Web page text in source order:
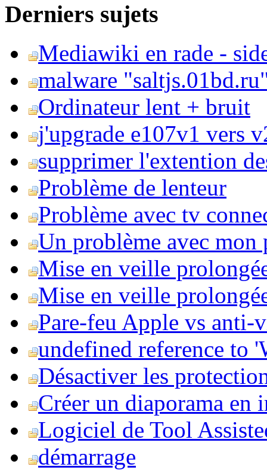
Derniers sujets
Mediawiki en rade -
malware
Ordinateur lent + bruit
j'upgrade e107v1 vers
supprimer l'extention
Problème de lenteur
Problème avec tv
Un problème avec mon
Mise en veille
Mise en veille
Pare-feu Apple vs anti-
undefined reference to
Désactiver les
Créer un diaporama en
Logiciel de Tool
démarrage